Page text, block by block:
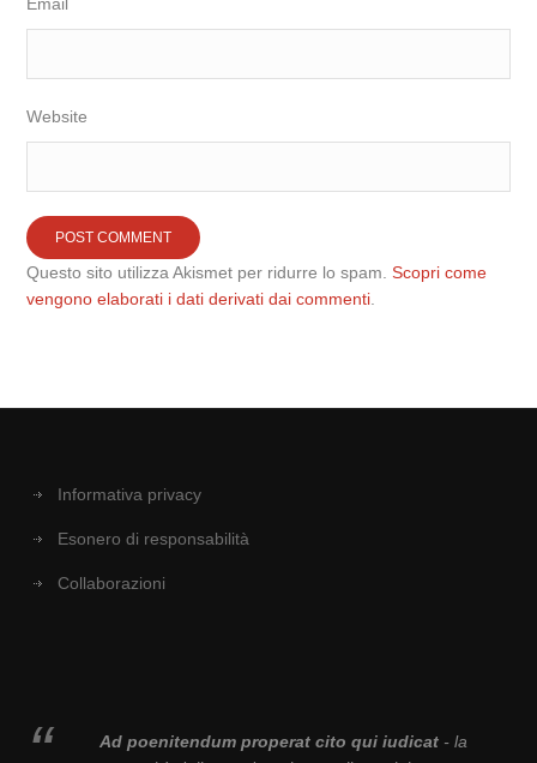
Website
Questo sito utilizza Akismet per ridurre lo spam.Scopri come
vengono elaborati i dati derivati dai commenti
Informativa privacy
Esonero di responsabilità
Collaborazioni
Ad poenitendum properat cito qui iudicat- la